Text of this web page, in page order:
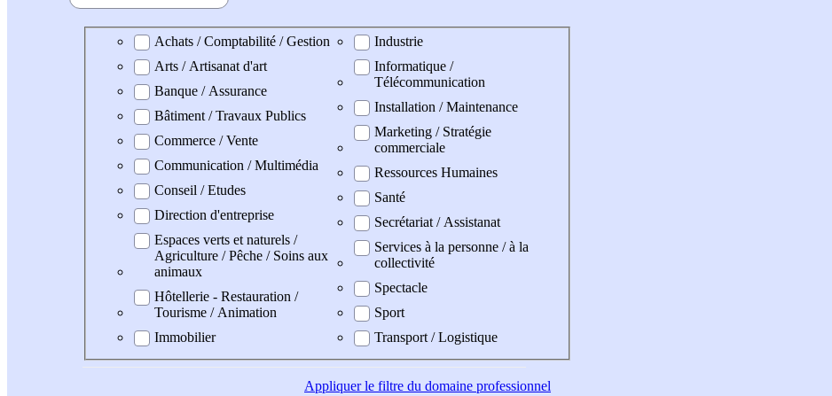
Domaine professionel
Achats / Comptabilité / Gestion
Arts / Artisanat d'art
Banque / Assurance
Bâtiment / Travaux Publics
Commerce / Vente
Communication / Multimédia
Conseil / Etudes
Direction d'entreprise
Espaces verts et naturels /
Agriculture / Pêche / Soins aux
animaux
Hôtellerie - Restauration /
Tourisme / Animation
Immobilier
Industrie
Informatique /
Télécommunication
Installation / Maintenance
Marketing / Stratégie
commerciale
Ressources Humaines
Santé
Secrétariat / Assistanat
Services à la personne / à la
collectivité
Spectacle
Sport
Transport / Logistique
Appliquerle filtre du domaine professionnel